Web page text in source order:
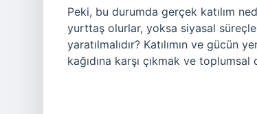
Peki, bu durumda gerçek katılım
yurttaş olurlar, yoksa siyasal
yaratılmalıdır? Katılımın ve
kağıdına karşı çıkmak ve